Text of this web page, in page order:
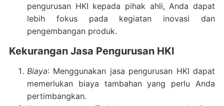
pengurusan HKI kepada pihak ahli, Anda dapat
lebih fokus pada kegiatan inovasi dan
pengembangan produk.
Kekurangan Jasa Pengurusan HKI
Biaya: Menggunakan jasa pengurusan HKI dapat
memerlukan biaya tambahan yang perlu Anda
pertimbangkan.